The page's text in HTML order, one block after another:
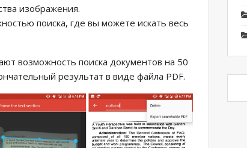
изображения.
поиска, где вы можете искать весь
возможность поиска документов на 50
результат в виде файла PDF.